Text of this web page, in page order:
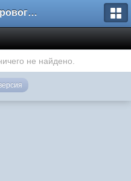
Форум игрового проекта Riverrise
не найдено.